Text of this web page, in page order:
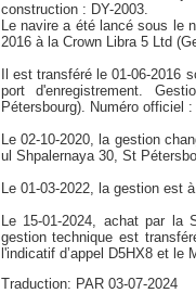
construction : DY-2003.
Le navire a été lancé sous le
2016 à la Crown Libra 5 Ltd
Il est transféré le 01-06-2016
port d'enregistrement.
Pétersbourg). Numéro officiel
Le 02-10-2020, la gestion
ul Shpalernaya 30, St
Le 01-03-2022, la gestion est
Le 15-01-2024, achat par la
gestion technique est
l'indicatif d’appel D5HX8 et le
Traduction: PAR 03-07-2024